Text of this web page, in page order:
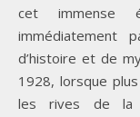
cet immense
immédiatement
d’histoire et de
1928, lorsque
les rives de la